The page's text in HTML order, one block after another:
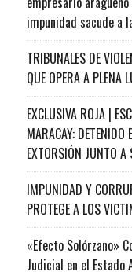
impunidad sacude a
TRIBUNALES DE
QUE OPERA A PLENA
EXCLUSIVA ROJA |
MARACAY: DETENIDO
EXTORSIÓN JUNTO A
IMPUNIDAD Y
PROTEGE A LOS
«Efecto Solórzano»
Judicial en el Estado